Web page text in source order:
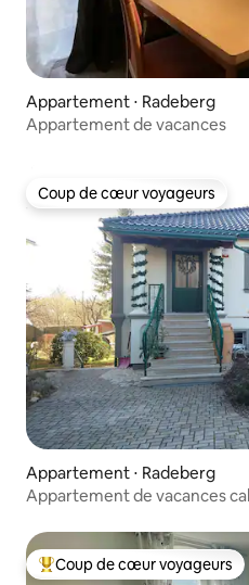
Appartement ⋅ Radeberg
Appartement de vacances
Coup de cœur voyageurs
Coup de cœur voyageurs
Appartement ⋅ Radeberg
Appartement de vacances
Coups de cœur voyageurs
Coup de cœur voyageurs